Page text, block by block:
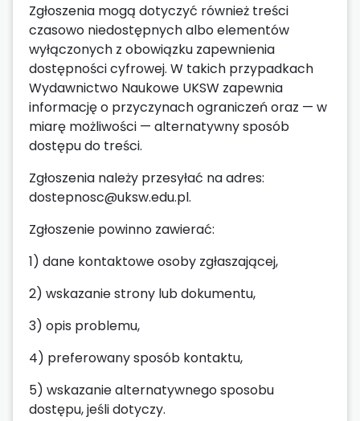
Zgłoszenia mogą dotyczyć również treści
czasowo niedostępnych albo elementów
wyłączonych z obowiązku zapewnienia
dostępności cyfrowej. W takich przypadkach
Wydawnictwo Naukowe UKSW zapewnia
informację o przyczynach ograniczeń oraz — w
miarę możliwości — alternatywny sposób
dostępu do treści.
Zgłoszenia należy przesyłać na adres:
dostepnosc@uksw.edu.pl.
Zgłoszenie powinno zawierać:
1) dane kontaktowe osoby zgłaszającej,
2) wskazanie strony lub dokumentu,
3) opis problemu,
4) preferowany sposób kontaktu,
5) wskazanie alternatywnego sposobu
dostępu, jeśli dotyczy.